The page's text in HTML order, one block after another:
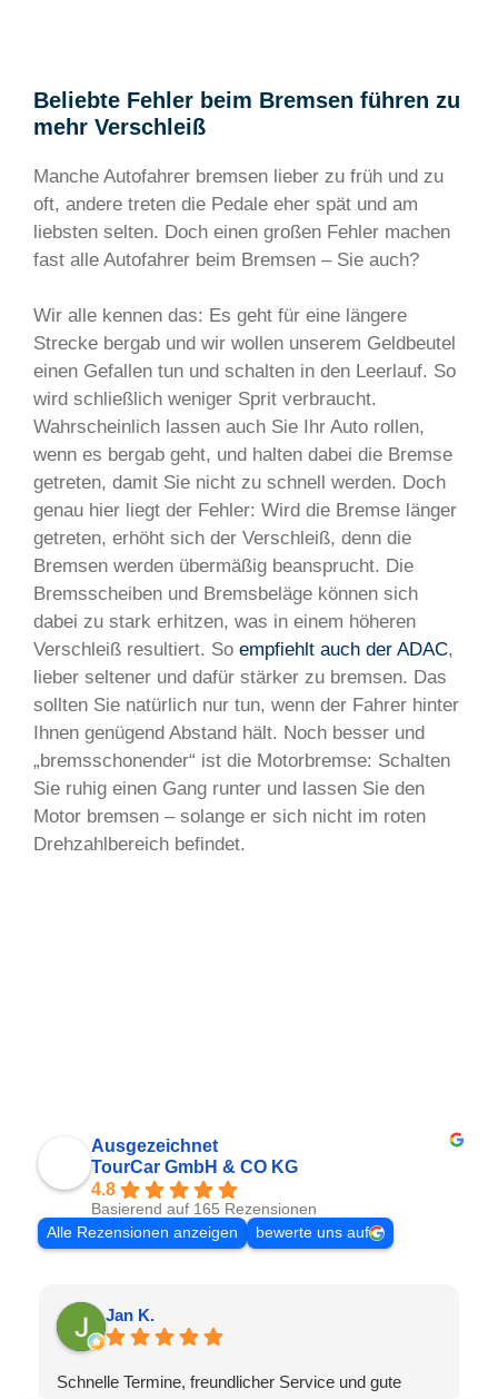
Beliebte Fehler beim Bremsen führen zu
mehr Verschleiß
Manche Autofahrer bremsen lieber zu früh und zu
oft, andere treten die Pedale eher spät und am
liebsten selten. Doch einen großen Fehler machen
fast alle Autofahrer beim Bremsen – Sie auch?
Wir alle kennen das: Es geht für eine längere
Strecke bergab und wir wollen unserem Geldbeutel
einen Gefallen tun und schalten in den Leerlauf. So
wird schließlich weniger Sprit verbraucht.
Wahrscheinlich lassen auch Sie Ihr Auto rollen,
wenn es bergab geht, und halten dabei die Bremse
getreten, damit Sie nicht zu schnell werden. Doch
genau hier liegt der Fehler: Wird die Bremse länger
getreten, erhöht sich der Verschleiß, denn die
Bremsen werden übermäßig beansprucht. Die
Bremsscheiben und Bremsbeläge können sich
dabei zu stark erhitzen, was in einem höheren
Verschleiß resultiert. So empfiehlt auch der ADAC,
lieber seltener und dafür stärker zu bremsen. Das
sollten Sie natürlich nur tun, wenn der Fahrer hinter
Ihnen genügend Abstand hält. Noch besser und
„bremsschonender“ ist die Motorbremse: Schalten
Sie ruhig einen Gang runter und lassen Sie den
Motor bremsen – solange er sich nicht im roten
Drehzahlbereich befindet.
Ausgezeichnet
TourCar GmbH & CO KG
4.8
Basierend auf 165 Rezensionen
Alle Rezensionen anzeigen
bewerte uns auf
Jan K.
Schnelle Termine, freundlicher Service und gute